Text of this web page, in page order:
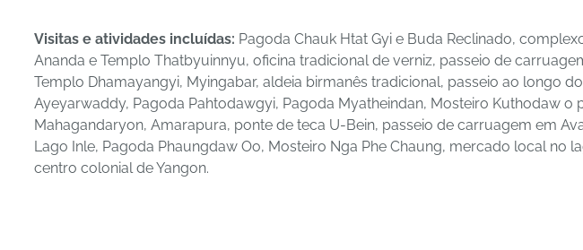
Visitas e atividades incluídas: Pagoda Chauk Htat Gyi e Buda Reclinado,
Ananda e Templo Thatbyuinnyu, oficina tradicional de verniz, passeio de
Templo Dhamayangyi, Myingabar, aldeia birmanês tradicional, passeio ao longo
Ayeyarwaddy, Pagoda Pahtodawgyi, Pagoda Myatheindan, Mosteiro Kuthodaw
Mahagandaryon, Amarapura, ponte de teca U-Bein, passeio de carruagem em
Lago Inle, Pagoda Phaungdaw Oo, Mosteiro Nga Phe Chaung, mercado local
centro colonial de Yangon.